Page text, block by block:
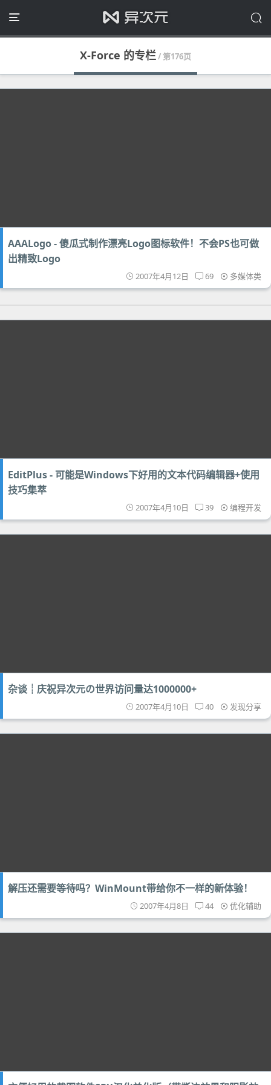
X-Force 的专栏/ 第176页
AAALogo - 傻瓜式制作漂亮Logo图标软件！不会PS也可做
出精致Logo
2007年4月12日 69 多媒体类
EditPlus - 可能是Windows下好用的文本代码编辑器+使用
技巧集萃
2007年4月10日 39 编程开发
杂谈┊庆祝异次元の世界访问量达1000000+
2007年4月10日 40 发现分享
解压还需要等待吗？WinMount带给你不一样的新体验！
2007年4月8日 44 优化辅助